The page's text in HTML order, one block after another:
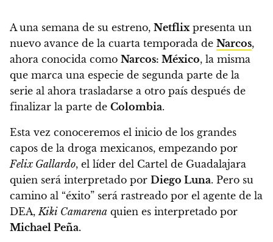
A una semana de su estreno, Netflix presenta un
nuevo avance de la cuarta temporada de Narcos,
ahora conocida como Narcos: México, la misma
que marca una especie de segunda parte de la
serie al ahora trasladarse a otro país después de
finalizar la parte de Colombia.
Esta vez conoceremos el inicio de los grandes
capos de la droga mexicanos, empezando por
Felix Gallardo, el líder del Cartel de Guadalajara
quien será interpretado por Diego Luna. Pero su
camino al “éxito” será rastreado por el agente de la
DEA, Kiki Camarena quien es interpretado por
Michael Peña.